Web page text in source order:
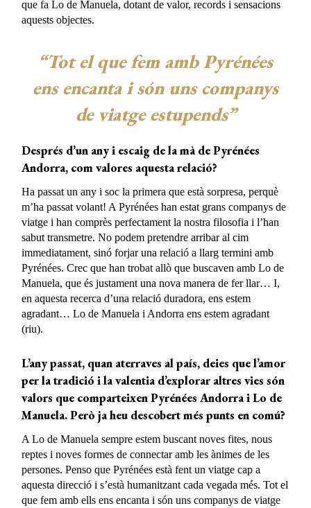
que fa Lo de Manuela, dotant de valor, records i sensacions
aquests objectes.
“Tot el que fem amb Pyrénées
ens encanta i són uns companys
de viatge estupends”
Després d’un any i escaig de la mà de Pyrénées
Andorra, com valores aquesta relació?
Ha passat un any i soc la primera que està sorpresa, perquè
m’ha passat volant! A Pyrénées han estat grans companys de
viatge i han comprès perfectament la nostra filosofia i l’han
sabut transmetre. No podem pretendre arribar al cim
immediatament, sinó forjar una relació a llarg termini amb
Pyrénées. Crec que han trobat allò que buscaven amb Lo de
Manuela, que és justament una nova manera de fer llar… I,
en aquesta recerca d’una relació duradora, ens estem
agradant… Lo de Manuela i Andorra ens estem agradant
(riu).
L’any passat, quan aterraves al país, deies que l’amor
per la tradició i la valentia d’explorar altres vies són
valors que comparteixen Pyrénées Andorra i Lo de
Manuela. Però ja heu descobert més punts en comú?
A Lo de Manuela sempre estem buscant noves fites, nous
reptes i noves formes de connectar amb les ànimes de les
persones. Penso que Pyrénées està fent un viatge cap a
aquesta direcció i s’està humanitzant cada vegada més. Tot el
que fem amb ells ens encanta i són uns companys de viatge